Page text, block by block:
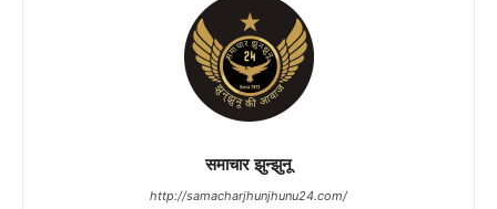
समाचार झुन्झुनू
http://samacharjhunjhunu24.com/